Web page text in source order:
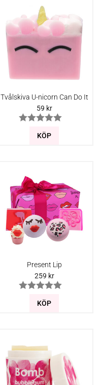
Tvålskiva U-nicorn Can Do It
59 kr
KÖP
Present Lip
259 kr
KÖP